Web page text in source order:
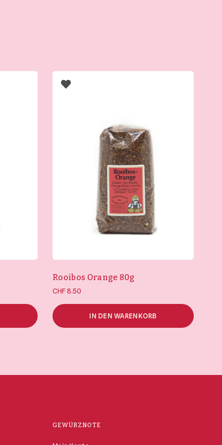
Rooibos Orange 80g
CHF8.50
IN DEN WARENKORB
GEWÜRZNOTE